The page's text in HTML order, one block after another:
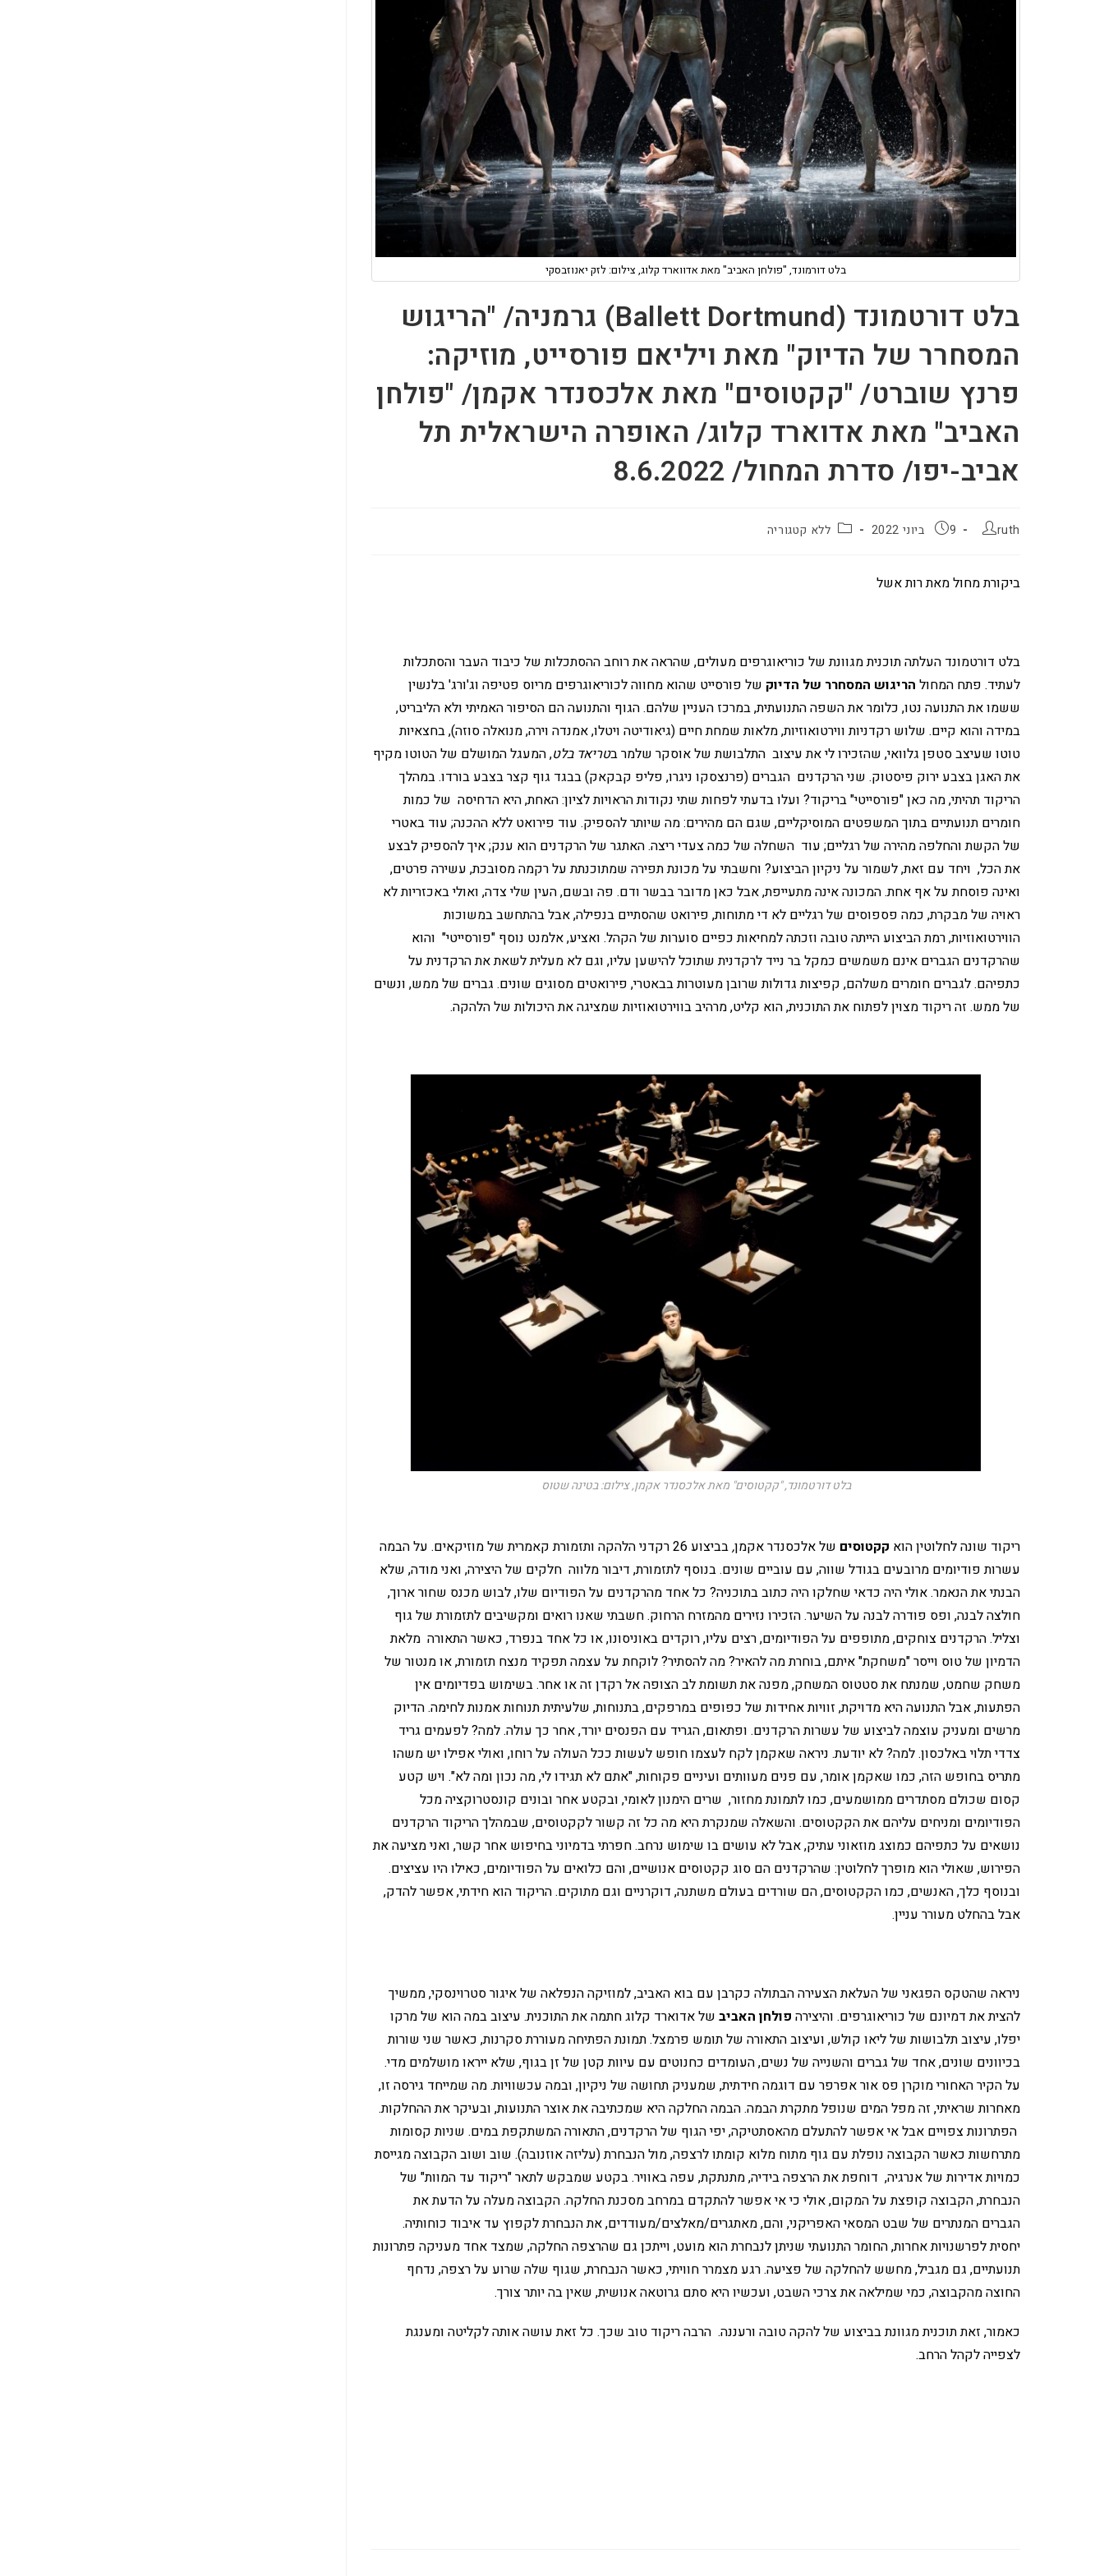
בלט דורמונד, "פולחן האביב" מאת אדווארד קלוג, צילום: לזק יאנוזבסקי
בלט דורטמונד (Ballett Dortmund) גרמניה/ "הריגוש
המסחרר של הדיוק" מאת ויליאם פורסייט, מוזיקה:
פרנץ שוברט/ "קקטוסים" מאת אלכסנדר אקמן/ "פולחן
האביב" מאת אדוארד קלוג/ האופרה הישראלית תל
אביב-יפו/ סדרת המחול/ 8.6.2022
ruth 9 ביוני 2022 ללא קטגוריה
ביקורת מחול מאת רות אשל
בלט דורטמונד העלתה תוכנית מגוונת של כוריאוגרפים מעולים, שהראה את רוחב ההסתכלות של כיבוד העבר והסתכלות
לעתיד. פתח המחול הריגוש המסחרר של הדיוק של פורסייט שהוא מחווה לכוריאוגרפים מריוס פטיפה וג'ורג' בלנשין
ששמו את התנועה נטו, כלומר את השפה התנועתית, במרכז העניין שלהם. הגוף והתנועה הם הסיפור האמיתי ולא הליבריט,
במידה והוא קיים. שלוש רקדניות ווירטואוזיות, מלאות שמחת חיים (גיאודיטה ויטלו, אמנדה וירה, מנואלה סוזה), בחצאיות
טוטו שעיצב סטפן גלוואי, שהזכירו לי את עיצוב התלבושת של אוסקר שלמר בטריאד בלט, המעגל המושלם של הטוטו מקיף
את האגן בצבע ירוק פיסטוק. שני הרקדנים הגברים (פרנצסקו ניגרו, פליפ קבקאק) בבגד גוף קצר בצבע בורדו. במהלך
הריקוד תהיתי, מה כאן "פורסייטי" בריקוד? ועלו בדעתי לפחות שתי נקודות הראויות לציון: האחת, היא הדחיסה של כמות
חומרים תנועתיים בתוך המשפטים המוסיקליים, שגם הם מהירים: מה שיותר להספיק. עוד פירואט ללא ההכנה; עוד באטרי
של הקשת והחלפה מהירה של רגליים; עוד השחלה של כמה צעדי ריצה. האתגר של הרקדנים הוא ענק; איך להספיק לבצע
את הכל, ויחד עם זאת, לשמור על ניקיון הביצוע? וחשבתי על מכונת תפירה שמתוכנתת על רקמה מסובכת, עשירה פרטים,
ואינה פוסחת על אף אחת. המכונה אינה מתעייפת, אבל כאן מדובר בבשר ודם. פה ובשם, העין שלי צדה, ואולי באכזריות לא
ראויה של מבקרת, כמה פספוסים של רגליים לא די מתוחות, פירואט שהסתיים בנפילה, אבל בהתחשב במשוכות
הווירטואוזיות, רמת הביצוע הייתה טובה וזכתה למחיאות כפיים סוערות של הקהל. ואציע, אלמנט נוסף "פורסייטי" והוא
שהרקדנים הגברים אינם משמשים כמקל בר נייד לרקדנית שתוכל להישען עליו, וגם לא מעלית לשאת את הרקדנית על
כתפיהם. לגברים חומרים משלהם, קפיצות גדולות שרובן מעוטרות בבאטרי, פירואטים מסוגים שונים. גברים של ממש, ונשים
של ממש. זה ריקוד מצוין לפתוח את התוכנית, הוא קליט, מרהיב בווירטואוזיות שמציגה את היכולות של הלהקה.
בלט דורטמונד, "קקטוסים" מאת אלכסנדר אקמן, צילום: בטינה שטוס
ריקוד שונה לחלוטין הוא קקטוסים של אלכסנדר אקמן,
בביצוע 26 רקדני הלהקה ותזמורת קאמרית של מוזיקאים. על הבמה
עשרות פודיומים מרובעים בגודל שווה, עם עוביים שונים. בנוסף לתזמורת, דיבור מלווה חלקים של היצירה, ואני מודה, שלא
הבנתי את הנאמר. אולי היה כדאי שחלקו היה כתוב בתוכניה? כל אחד מהרקדנים על הפודיום שלו, לבוש מכנס שחור ארוך,
חולצה לבנה, ופס פודרה לבנה על השיער. הזכירו נזירים מהמזרח הרחוק. חשבתי שאנו רואים ומקשיבים לתזמורת של גוף
וצליל. הרקדנים צוחקים, מתופפים על הפודיומים, רצים עליו, רוקדים באוניסונו, או כל אחד בנפרד, כאשר התאורה מלאת
הדמיון של טוס וייסר "משחקת" איתם, בוחרת מה להאיר? מה להסתיר? לוקחת על עצמה תפקיד מנצח תזמורת, או מנטור של
משחק שחמט, שמנתח את סטטוס המשחק, מפנה את תשומת לב הצופה אל רקדן זה או אחר. בשימוש בפדיומים אין
הפתעות, אבל התנועה היא מדויקת, זוויות אחידות של כפופים במרפקים, בתנוחות, שלעיתית תנוחות אמנות לחימה. הדיוק
מרשים ומעניק עוצמה לביצוע של עשרות הרקדנים. ופתאום, הגריד עם הפנסים יורד, אחר כך עולה. למה? לפעמים גריד
צדדי תלוי באלכסון. למה? לא יודעת. ניראה שאקמן לקח לעצמו חופש לעשות ככל העולה על רוחו, ואולי אפילו יש משהו
מתריס בחופש הזה, כמו שאקמן אומר, עם פנים מעוותים ועיניים פקוחות, "אתם לא תגידו לי, מה נכון ומה לא". ויש קטע
קסום שכולם מסתדרים ממושמעים, כמו לתמונת מחזור, שרים הימנון לאומי, ובקטע אחר ובונים קונסטרוקציה מכל
הפודיומים ומניחים עליהם את הקקטוסים. והשאלה שמנקרת היא מה כל זה קשור לקקטוסים, שבמהלך הריקוד הרקדנים
נושאים על כתפיהם כמוצג מוזאוני עתיק, אבל לא עושים בו שימוש נרחב. חפרתי בדמיוני בחיפוש אחר קשר, ואני מציעה את
הפירוש, שאולי הוא מופרך לחלוטין: שהרקדנים הם סוג קקטוסים אנושיים, והם כלואים על הפודיומים, כאילו היו עציצים.
ובנוסף כלך, האנשים, כמו הקקטוסים, הם שורדים בעולם משתנה, דוקרניים וגם מתוקים. הריקוד הוא חידתי, אפשר להדק,
אבל בהחלט מעורר עניין.
ניראה שהטקס הפגאני של העלאת הצעירה הבתולה כקרבן עם בוא האביב, למוזיקה הנפלאה של איגור סטרוינסקי, ממשיך
להצית את דמיונם של כוריאוגרפים. והיצירה פולחן האביב של אדוארד קלוג חתמה את התוכנית. עיצוב במה הוא של מרקו
יפלו, עיצוב תלבושות של ליאו קולש, ועיצוב התאורה של תומש פרמצל. תמונת הפתיחה מעוררת סקרנות, כאשר שני שורות
בכיוונים שונים, אחד של גברים והשנייה של נשים, העומדים כחנוטים עם עיוות קטן של זן בגוף, שלא ייראו מושלמים מדי.
על הקיר האחורי מוקרן פס אור אפרפר עם דוגמה חידתית, שמעניק תחושה של ניקיון, ובמה עכשוויות. מה שמייחד גירסה זו,
מאחרות שראיתי, זה מפל המים שנופל מתקרת הבמה. הבמה החלקה היא שמכתיבה את אוצר התנועות, ובעיקר את ההחלקות.
הפתרונות צפויים אבל אי אפשר להתעלם מהאסתטיקה, יפי הגוף של הרקדנים, התאורה המשתקפת במים. שניות קסומות
מתרחשות כאשר הקבוצה נופלת עם גוף מתוח מלוא קומתו לרצפה, מול הנבחרת (עליזה אוזנובה). שוב ושוב הקבוצה מגייסת
כמויות אדירות של אנרגיה, דוחפת את הרצפה בידיה, מתנתקת, עפה באוויר. בקטע שמבקש לתאר "ריקוד עד המוות" של
הנבחרת, הקבוצה קופצת על המקום, אולי כי אי אפשר להתקדם במרחב מסכנת החלקה. הקבוצה מעלה על הדעת את
הגברים המנתרים של שבט המסאי האפריקני, והם, מאתגרים/מאלצים/מעודדים, את הנבחרת לקפוץ עד איבוד כוחותיה.
יחסית לפרשנויות אחרות, החומר התנועתי שניתן לנבחרת הוא מועט, וייתכן גם שהרצפה החלקה, שמצד אחד מעניקה פתרונות
תנועתיים, גם מגביל, מחשש להחלקה של פציעה. רגע מצמרר חוויתי, כאשר הנבחרת, שגוף שלה שרוע על רצפה, נדחף
החוצה מהקבוצה, כמי שמילאה את צרכי השבט, ועכשיו היא סתם גרוטאה אנושית, שאין בה יותר צורך.
כאמור, זאת תוכנית מגוונת בביצוע של להקה טובה ורעננה. הרבה ריקוד טוב שכך. כל זאת עושה אותה לקליטה ומענגת
לצפייה לקהל הרחב.